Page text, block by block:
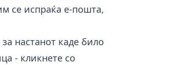
се испраќа е-пошта,
настанот каде било
- кликнете со